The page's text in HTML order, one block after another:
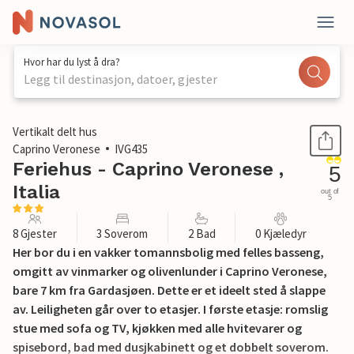
Hvor har du lyst å dra?
Legg til destinasjon, datoer, gjester
1 / 22
Vertikalt delt hus
Caprino Veronese
IVG435
Feriehus - Caprino Veronese ,
Italia
5
out of
5
8 Gjester 3 Soverom 2 Bad 0 Kjæledyr
Her bor du i en vakker tomannsbolig med felles basseng,
omgitt av vinmarker og olivenlunder i Caprino Veronese,
bare 7 km fra Gardasjøen. Dette er et ideelt sted å slappe
av. Leiligheten går over to etasjer. I første etasje: romslig
stue med sofa og TV, kjøkken med alle hvitevarer og
spisebord, bad med dusjkabinett og et dobbelt soverom.